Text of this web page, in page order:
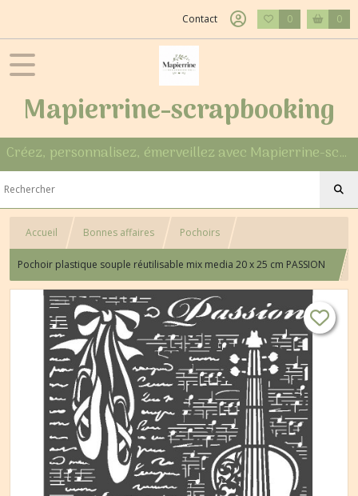
Contact 0 0
Mapierrine-scrapbooking
Créez, personnalisez, émerveillez avec Mapierrine-scrapbooking
Accueil Bonnes affaires Pochoirs
Pochoir plastique souple réutilisable mix media 20 x 25 cm PASSION